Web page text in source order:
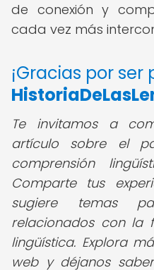
de conexión y
cada vez más
¡Gracias por ser
Te invitamos a
artículo sobre el
comprensión
Comparte tus
sugiere temas
relacionados con la
lingüística. Explora
web y déjanos